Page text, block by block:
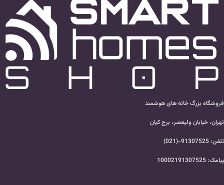
فروشگاه بزرگ خانه های هوشمند
تهران، خیابان ولیعصر، برج کیان
تلفن: 91307525-(021)
پیامک: 10002191307525